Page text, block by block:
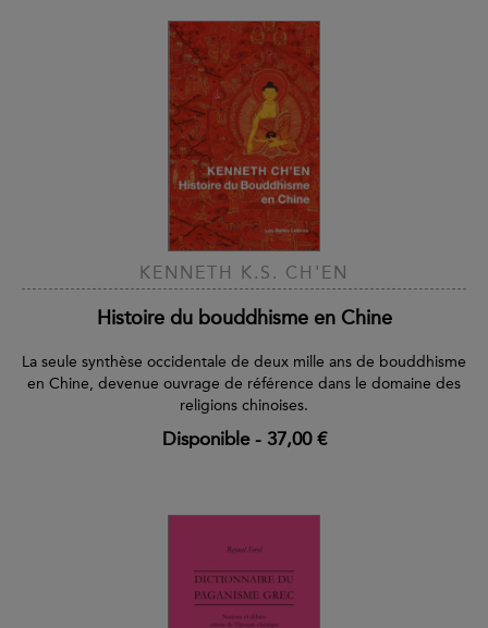
KENNETH K.S. CH'EN
Histoire du bouddhisme en Chine
La seule synthèse occidentale de deux mille ans de bouddhisme
en Chine, devenue ouvrage de référence dans le domaine des
religions chinoises.
Disponible- 37,00 €